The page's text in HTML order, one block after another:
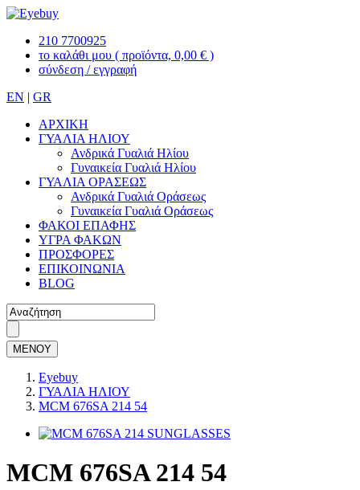
210 7700925
το καλάθι μου ( προϊόντα, 0,00 € )
σύνδεση / εγγραφή
EN | GR
ΑΡΧΙΚΗ
ΓΥΑΛΙΑ ΗΛΙΟΥ
Ανδρικά Γυαλιά Ηλίου
Γυναικεία Γυαλιά Ηλίου
ΓΥΑΛΙΑ ΟΡΑΣΕΩΣ
Ανδρικά Γυαλιά Οράσεως
Γυναικεία Γυαλιά Οράσεως
ΦΑΚΟΙ ΕΠΑΦΗΣ
ΥΓΡΑ ΦΑΚΩΝ
ΠΡΟΣΦΟΡΕΣ
ΕΠΙΚΟΙΝΩΝΙΑ
BLOG
ΜΕΝΟΥ
Eyebuy
ΓΥΑΛΙΑ ΗΛΙΟΥ
MCM 676SA 214 54
MCM 676SA 214 54